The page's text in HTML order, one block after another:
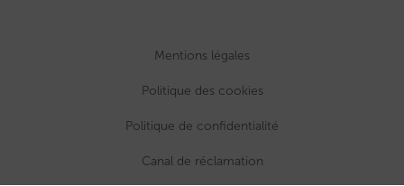
Mentions légales
Politique des cookies
Politique de confidentialité
Canal de réclamation